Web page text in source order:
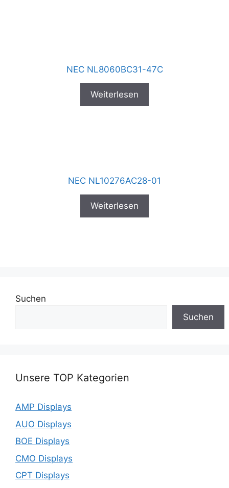
NEC NL8060BC31-47C
Weiterlesen
NEC NL10276AC28-01
Weiterlesen
Suchen
Suchen
Unsere TOP Kategorien
AMP Displays
AUO Displays
BOE Displays
CMO Displays
CPT Displays